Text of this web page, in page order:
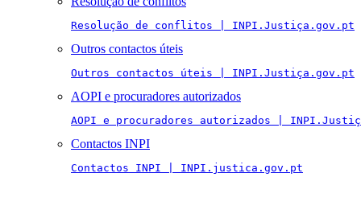
Resolução de conflitos | INPI.Justiça.gov.pt
Outros contactos úteis
Outros contactos úteis | INPI.Justiça.gov.pt
AOPI e procuradores autorizados
AOPI e procuradores autorizados |
Contactos INPI
Contactos INPI | INPI.justica.gov.pt